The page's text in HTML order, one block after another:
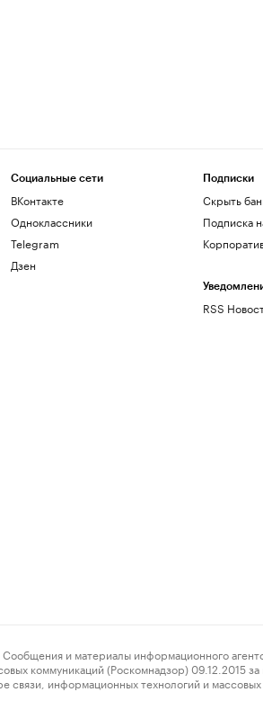
Социальные сети
ВКонтакте
Одноклассники
Telegram
Дзен
Подписки
Скрыть
Подписка
RSS
и материалы информационного
коммуникаций (Роскомнадзор) 09.12.2015
связи, информационных технологий и